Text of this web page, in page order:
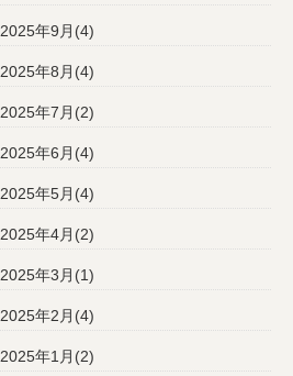
2025年9月(4)
2025年8月(4)
2025年7月(2)
2025年6月(4)
2025年5月(4)
2025年4月(2)
2025年3月(1)
2025年2月(4)
2025年1月(2)